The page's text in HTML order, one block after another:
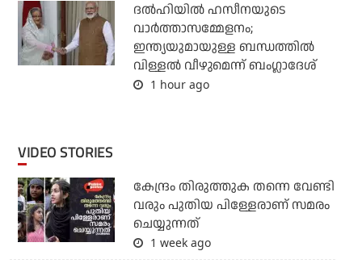
ദല്‍ഹിയില്‍ ഹസീനയുടെ
വാര്‍ത്താസമ്മേളനം;
ഇന്ത്യയുമായുള്ള ബന്ധത്തില്‍
വിള്ളല്‍ വീഴുമെന്ന് ബംഗ്ലാദേശ്
1 hour ago
VIDEO STORIES
കേന്ദ്രം തിരുത്തുക തന്നെ വേണ്ടി
വരും പുതിയ പിള്ളേരാണ് സമരം
ചെയ്യുന്നത്
1 week ago